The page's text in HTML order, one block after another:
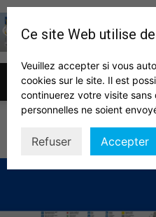
VOYAGES
Ce site Web utilise
Veuillez accepter si vous
cookies sur le site. Il est
continuerez votre visite sans
personnelles ne soient
Refuser Accepter